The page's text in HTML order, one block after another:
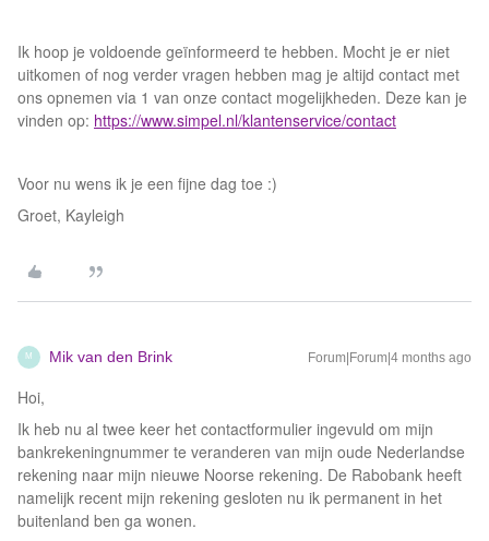
Ik hoop je voldoende geïnformeerd te hebben. Mocht je er niet
uitkomen of nog verder vragen hebben mag je altijd contact met
ons opnemen via 1 van onze contact mogelijkheden. Deze kan je
vinden op: https://www.simpel.nl/klantenservice/contact
Voor nu wens ik je een fijne dag toe :)
Groet, Kayleigh
M Mik van den Brink Forum|Forum|4 months ago
Hoi,
Ik heb nu al twee keer het contactformulier ingevuld om mijn
bankrekeningnummer te veranderen van mijn oude Nederlandse
rekening naar mijn nieuwe Noorse rekening. De Rabobank heeft
namelijk recent mijn rekening gesloten nu ik permanent in het
buitenland ben ga wonen.